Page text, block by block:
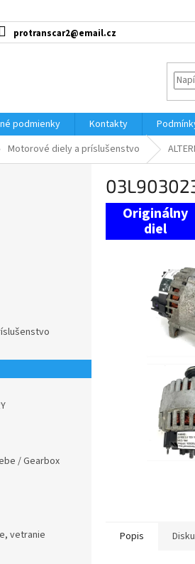
protranscar2@email.cz
podmienky Kontakty
Motorové diely a príslušenstvo
/ Gearbox
vetranie
Popis